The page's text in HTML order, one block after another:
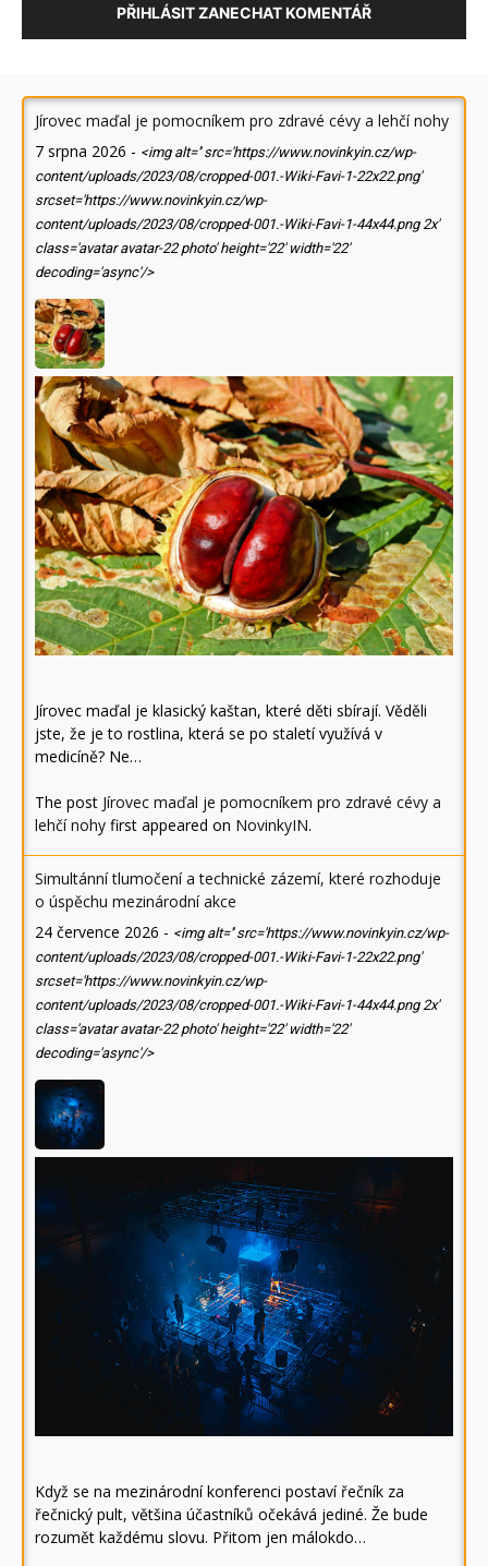
PŘIHLÁSIT ZANECHAT KOMENTÁŘ
Jírovec maďal je pomocníkem pro zdravé cévy a lehčí nohy
7 srpna 2026 - <img alt='' src='https://www.novinkyin.cz/wp-
content/uploads/2023/08/cropped-001.-Wiki-Favi-1-22x22.png'
srcset='https://www.novinkyin.cz/wp-
content/uploads/2023/08/cropped-001.-Wiki-Favi-1-44x44.png 2x'
class='avatar avatar-22 photo' height='22' width='22'
decoding='async'/>
Jírovec maďal je klasický kaštan, které děti sbírají. Věděli
jste, že je to rostlina, která se po staletí využívá v
medicíně? Ne…
The post Jírovec maďal je pomocníkem pro zdravé cévy a
lehčí nohy first appeared on NovinkyIN.
Simultánní tlumočení a technické zázemí, které rozhoduje
o úspěchu mezinárodní akce
24 července 2026 - <img alt='' src='https://www.novinkyin.cz/wp-
content/uploads/2023/08/cropped-001.-Wiki-Favi-1-22x22.png'
srcset='https://www.novinkyin.cz/wp-
content/uploads/2023/08/cropped-001.-Wiki-Favi-1-44x44.png 2x'
class='avatar avatar-22 photo' height='22' width='22'
decoding='async'/>
Když se na mezinárodní konferenci postaví řečník za
řečnický pult, většina účastníků očekává jediné. Že bude
rozumět každému slovu. Přitom jen málokdo…